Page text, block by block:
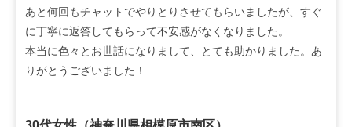
あと何回もチャットでやりとりさせてもらいましたが、すぐ
に丁寧に返答してもらって不安感がなくなりました。
本当に色々とお世話になりまして、とても助かりました。あ
りがとうございました！